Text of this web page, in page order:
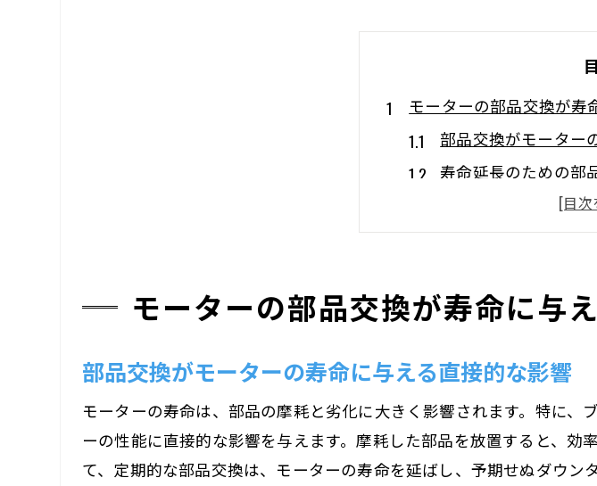
モーターの部品交換が寿
部品交換がモーター
寿命延長のための部
モーター故障の主な
部品交換が長寿命を
モーター寿命を向上
摩耗部品を見分ける
早期発見がダウンタ
交換時期の見極め方
診断技術で摩耗を早
モーターの部品交換が寿命に与
部品交換がモーターの寿命に与える直接的な影響
モーターの寿命は、部品の摩耗と劣化に大きく影響されます。特に
ーの性能に直接的な影響を与えます。摩耗した部品を放置すると、
て、定期的な部品交換は、モーターの寿命を延ばし、予期せぬダウ